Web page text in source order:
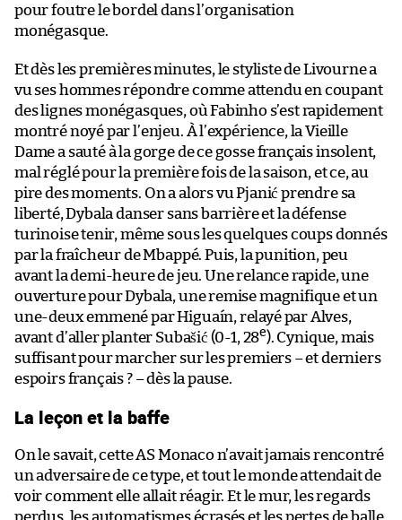
pour foutre le bordel dans l’organisation
monégasque.
Et dès les premières minutes, le styliste de Livourne a
vu ses hommes répondre comme attendu en coupant
des lignes monégasques, où Fabinho s’est rapidement
montré noyé par l’enjeu. À l’expérience, la Vieille
Dame a sauté à la gorge de ce gosse français insolent,
mal réglé pour la première fois de la saison, et ce, au
pire des moments. On a alors vu Pjanić prendre sa
liberté, Dybala danser sans barrière et la défense
turinoise tenir, même sous les quelques coups donnés
par la fraîcheur de Mbappé. Puis, la punition, peu
avant la demi-heure de jeu. Une relance rapide, une
ouverture pour Dybala, une remise magnifique et un
une-deux emmené par Higuaín, relayé par Alves,
avant d’aller planter Subašić (0-1, 28e). Cynique, mais
suffisant pour marcher sur les premiers – et derniers
espoirs français ? – dès la pause.
La leçon et la baffe
On le savait, cette AS Monaco n’avait jamais rencontré
un adversaire de ce type, et tout le monde attendait de
voir comment elle allait réagir. Et le mur, les regards
perdus, les automatismes écrasés et les pertes de balle